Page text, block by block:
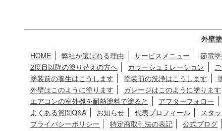
外壁
HOME
弊社が選ばれる理由 サービスメニュー
節電
2度目以降の塗り替えの方へ
カラーシュミレーション
塗装前の養生はこうします
塗装前の洗浄はこうします
外壁はこのように塗ります
ガレージはこのように塗ります
エアコンの室外機を耐熱塗料で塗ると
アフターフォロー
よくある質問Q&A
お知らせ 代表プロフィール
スタ
プライバシーポリシー
特定商取引法の表記 公式ブログ